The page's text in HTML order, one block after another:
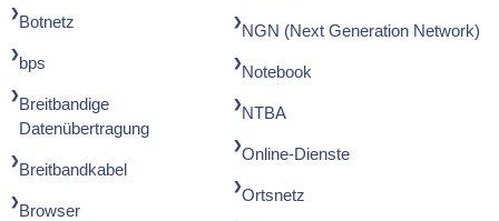
Botnetz
bps
Breitbandige
Datenübertragung
Breitbandkabel
Browser
NGN (Next Generation Network)
Notebook
NTBA
Online-Dienste
Ortsnetz